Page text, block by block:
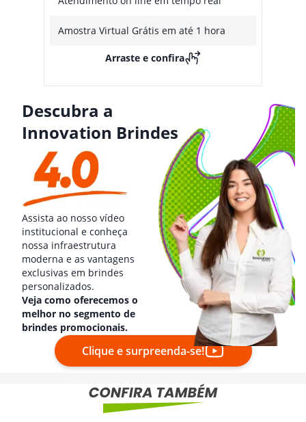
Amostra Virtual Grátis em até 1 hora
Arraste e confira
Descubra a
Innovation Brindes
Assista ao nosso vídeo
institucional e conheça
nossa infraestrutura
moderna e as vantagens
exclusivas em brindes
personalizados.
Veja como oferecemos o
melhor no segmento de
brindes promocionais.
Clique e surpreenda-se!